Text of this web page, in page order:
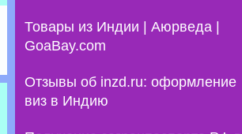
Товары из Индии | Аюрведа |
GoaBay.com
Отзывы об inzd.ru: оформление
виз в Индию